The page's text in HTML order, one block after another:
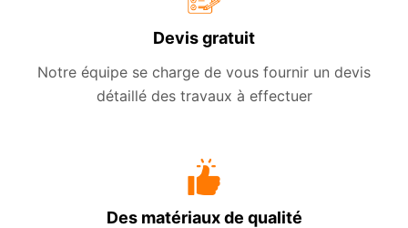
Devis gratuit
Notre équipe se charge de vous fournir un devis
détaillé des travaux à effectuer
Des matériaux de qualité